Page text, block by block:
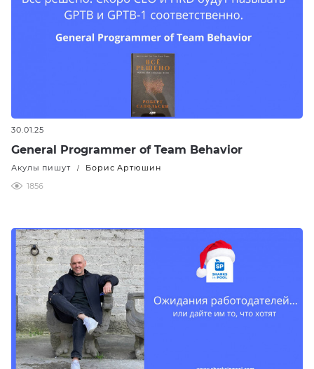
30.01.25
General Programmer of Team Behavior
Акулы пишут /
Борис Артюшин
1856